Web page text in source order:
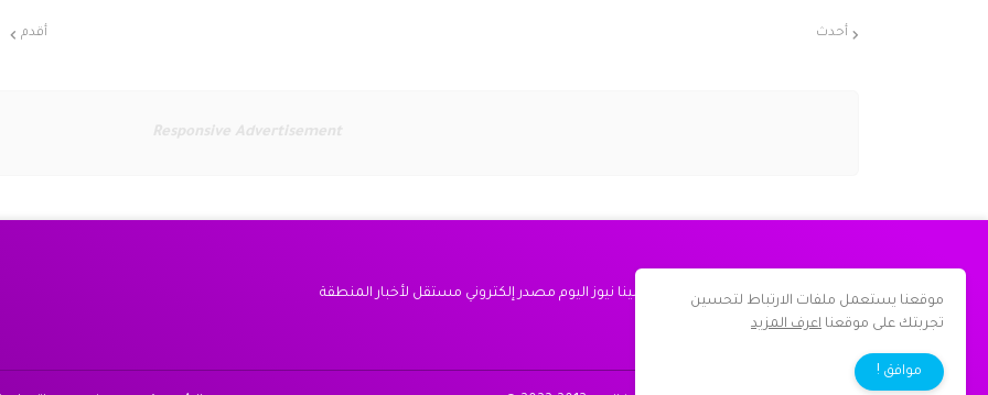
أحدث أقدم
Responsive Advertisement
مينا نيوز اليوم مصدر إلكتروني مستقل لأخبار المنطقة
موقعنا يستعمل ملفات الارتباط لتحسين
تجربتك على موقعنا اعرف المزيد
موافق !